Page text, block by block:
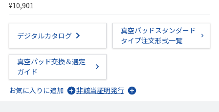
¥10,901
デジタルカタログ
真空パッドスタンダード
タイプ注文形式一覧
真空パッド交換＆選定
ガイド
お気に入りに追加
非該当証明発行